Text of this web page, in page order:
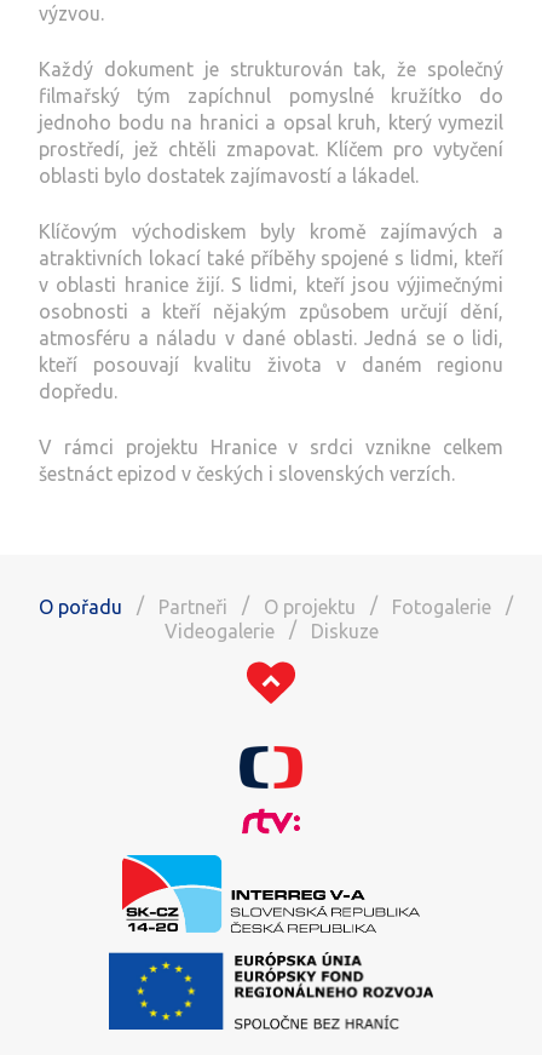
výzvou.
Každý dokument je strukturován tak, že společný
filmařský tým zapíchnul pomyslné kružítko do
jednoho bodu na hranici a opsal kruh, který vymezil
prostředí, jež chtěli zmapovat. Klíčem pro vytyčení
oblasti bylo dostatek zajímavostí a lákadel.
Klíčovým východiskem byly kromě zajímavých a
atraktivních lokací také příběhy spojené s lidmi, kteří
v oblasti hranice žijí. S lidmi, kteří jsou výjimečnými
osobnosti a kteří nějakým způsobem určují dění,
atmosféru a náladu v dané oblasti. Jedná se o lidi,
kteří posouvají kvalitu života v daném regionu
dopředu.
V rámci projektu Hranice v srdci vznikne celkem
šestnáct epizod v českých i slovenských verzích.
O pořadu / Partneři / O projektu / Fotogalerie
/
Videogalerie
/ Diskuze